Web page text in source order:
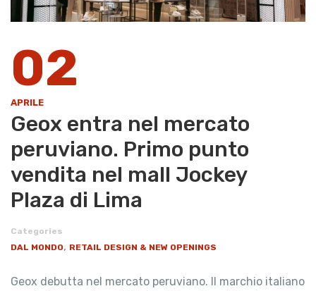
02
APRILE
Geox entra nel mercato
peruviano. Primo punto
vendita nel mall Jockey
Plaza di Lima
Categories
DAL MONDO, RETAIL DESIGN & NEW OPENINGS
Geox debutta nel mercato peruviano. Il marchio italiano